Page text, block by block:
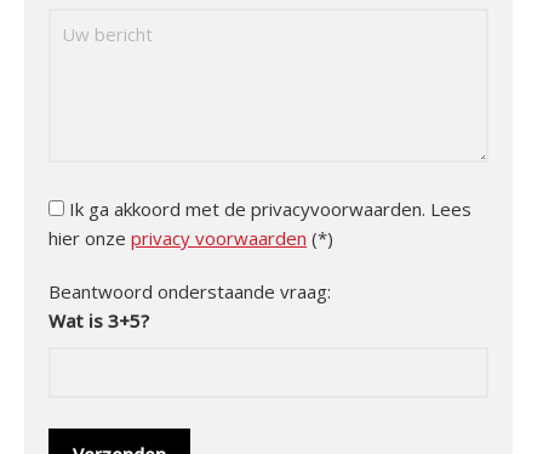
Ik ga akkoord met de privacyvoorwaarden. Lees
hier onze privacy voorwaarden (*)
Beantwoord onderstaande vraag:
Wat is 3+5?